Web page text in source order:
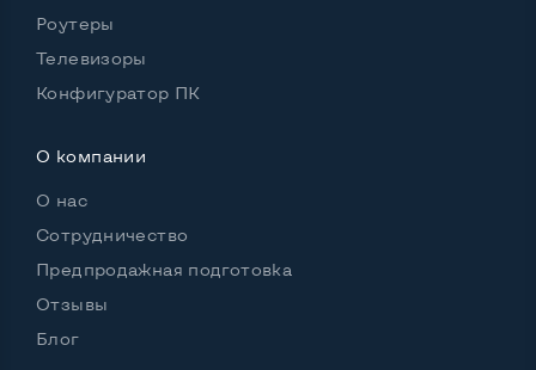
Роутеры
Телевизоры
Конфигуратор ПК
О компании
О нас
Сотрудничество
Предпродажная подготовка
Отзывы
Блог